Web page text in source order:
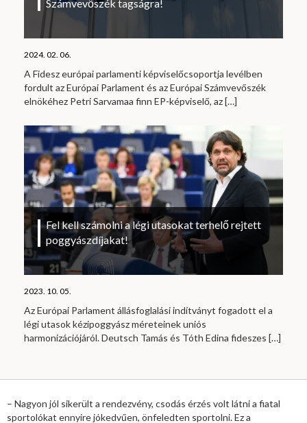
Számvevőszék tagságra!
2024. 02. 06.
A Fidesz európai parlamenti képviselőcsoportja levélben
fordult az Európai Parlament és az Európai Számvevőszék
elnökéhez Petri Sarvamaa finn EP-képviselő, az[…]
Fel kell számolni a légi utasokat terhelő rejtett
poggyászdíjakat!
2023. 10. 05.
Az Európai Parlament állásfoglalási indítványt fogadott el a
légi utasok kézipoggyász méreteinek uniós
harmonizációjáról. Deutsch Tamás és Tóth Edina fideszes […]
– Nagyon jól sikerült a rendezvény, csodás érzés volt látni a fiatal
sportolókat ennyire jókedvűen, önfeledten sportolni. Ez a